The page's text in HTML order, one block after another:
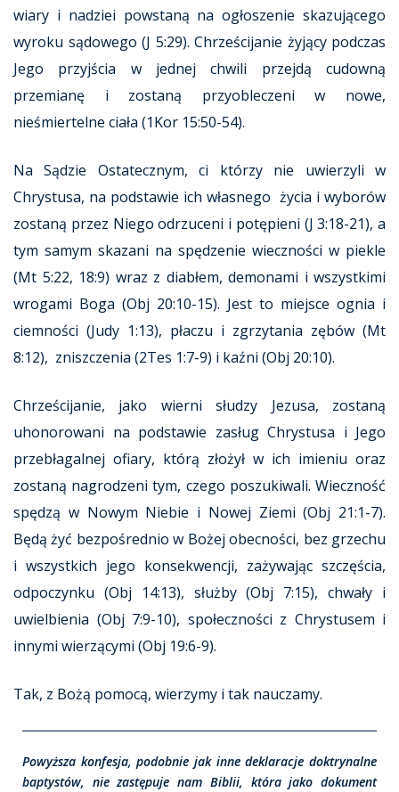
wiary i nadziei powstaną na ogłoszenie skazującego
wyroku sądowego (J 5:29). Chrześcijanie żyjący podczas
Jego przyjścia w jednej chwili przejdą cudowną
przemianę i zostaną przyobleczeni w nowe,
nieśmiertelne ciała (1Kor 15:50-54).
Na Sądzie Ostatecznym, ci którzy nie uwierzyli w
Chrystusa, na podstawie ich własnego życia i wyborów
zostaną przez Niego odrzuceni i potępieni (J 3:18-21), a
tym samym skazani na spędzenie wieczności w piekle
(Mt 5:22, 18:9) wraz z diabłem, demonami i wszystkimi
wrogami Boga (Obj 20:10-15). Jest to miejsce ognia i
ciemności (Judy 1:13), płaczu i zgrzytania zębów (Mt
8:12), zniszczenia (2Tes 1:7-9) i kaźni (Obj 20:10).
Chrześcijanie, jako wierni słudzy Jezusa, zostaną
uhonorowani na podstawie zasług Chrystusa i Jego
przebłagalnej ofiary, którą złożył w ich imieniu oraz
zostaną nagrodzeni tym, czego poszukiwali. Wieczność
spędzą w Nowym Niebie i Nowej Ziemi (Obj 21:1-7).
Będą żyć bezpośrednio w Bożej obecności, bez grzechu
i wszystkich jego konsekwencji, zażywając szczęścia,
odpoczynku (Obj 14:13), służby (Obj 7:15), chwały i
uwielbienia (Obj 7:9-10), społeczności z Chrystusem i
innymi wierzącymi (Obj 19:6-9).
Tak, z Bożą pomocą, wierzymy i tak nauczamy.
Powyższa konfesja, podobnie jak inne deklaracje doktrynalne
baptystów, nie zastępuje nam Biblii, która jako dokument